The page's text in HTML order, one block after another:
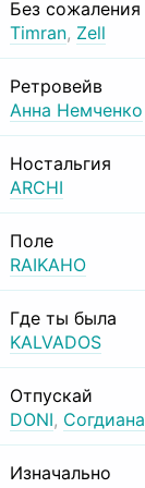
Без сожаления
Timran, Zell
Ретровейв
Анна Немченко
Ностальгия
ARCHI
Поле
RAIKAHO
Где ты была
KALVADOS
Отпускай
DONI, Согдиана
Изначально